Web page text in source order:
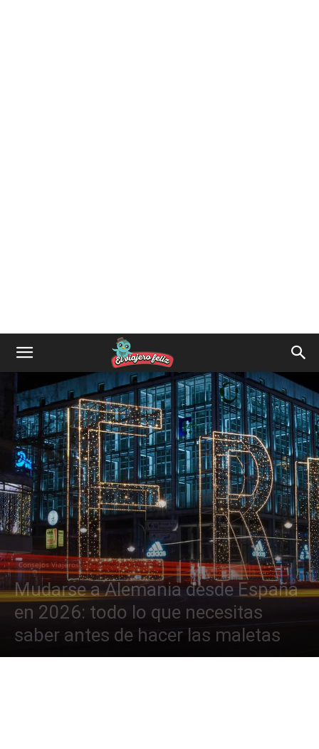
Consejos Viajeros
Mudarse a Alemania desde España
en 2026: todo lo que necesitas
saber antes de hacer las maletas